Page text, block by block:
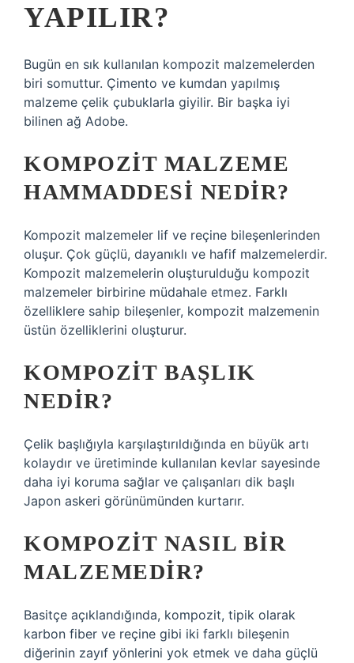
YAPILIR?
Bugün en sık kullanılan kompozit malzemelerden
biri somuttur. Çimento ve kumdan yapılmış
malzeme çelik çubuklarla giyilir. Bir başka iyi
bilinen ağ Adobe.
KOMPOZIT MALZEME
HAMMADDESI NEDIR?
Kompozit malzemeler lif ve reçine bileşenlerinden
oluşur. Çok güçlü, dayanıklı ve hafif malzemelerdir.
Kompozit malzemelerin oluşturulduğu kompozit
malzemeler birbirine müdahale etmez. Farklı
özelliklere sahip bileşenler, kompozit malzemenin
üstün özelliklerini oluşturur.
KOMPOZIT BAŞLIK
NEDIR?
Çelik başlığıyla karşılaştırıldığında en büyük artı
kolaydır ve üretiminde kullanılan kevlar sayesinde
daha iyi koruma sağlar ve çalışanları dik başlı
Japon askeri görünümünden kurtarır.
KOMPOZIT NASIL BIR
MALZEMEDIR?
Basitçe açıklandığında, kompozit, tipik olarak
karbon fiber ve reçine gibi iki farklı bileşenin
diğerinin zayıf yönlerini yok etmek ve daha güçlü